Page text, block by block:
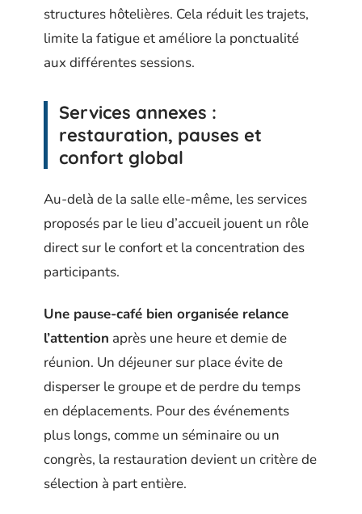
structures hôtelières. Cela réduit les trajets,
limite la fatigue et améliore la ponctualité
aux différentes sessions.
Services annexes :
restauration, pauses et
confort global
Au-delà de la salle elle-même, les services
proposés par le lieu d’accueil jouent un rôle
direct sur le confort et la concentration des
participants.
Une pause-café bien organisée relance
l’attention après une heure et demie de
réunion. Un déjeuner sur place évite de
disperser le groupe et de perdre du temps
en déplacements. Pour des événements
plus longs, comme un séminaire ou un
congrès, la restauration devient un critère de
sélection à part entière.